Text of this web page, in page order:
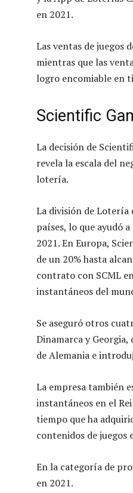
en 2021.
Las ventas de juegos
mientras que las
logro encomiable en
Scientific
La decisión de
revela la escala del
lotería.
La división de Lotería
países, lo que ayudó
2021. En Europa,
de un 20% hasta
contrato con SCML
instantáneos del
Se aseguró otros
Dinamarca y
de Alemania e
La empresa también
instantáneos en el
tiempo que ha
contenidos de juegos
En la categoría de
en 2021.